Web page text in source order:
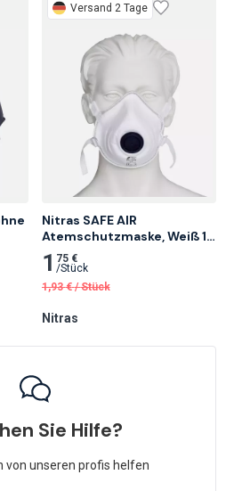
Sie Hilfe?
von unseren profis helfen
Versand 2 Tage
Nitras SAFE AIR
Atemschutzmaske, Weiß 10
Stk.
1 75 €
/Stück
1,93 € /Stück
Nitras